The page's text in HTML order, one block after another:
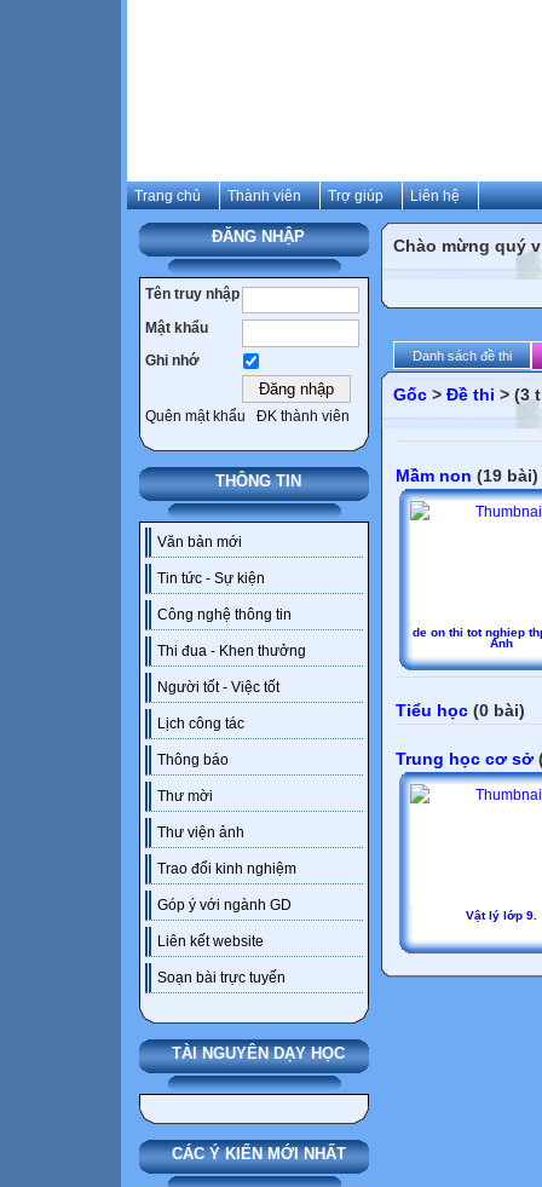
Trang chủ Thành viên Trợ giúp Liên hệ
ĐĂNG NHẬP
Tên truy nhập
Mật khẩu
Ghi nhớ
Quên mật khẩu ĐK thành viên
THÔNG TIN
Văn bản mới
Tin tức - Sự kiện
Công nghệ thông tin
Thi đua - Khen thưởng
Người tốt - Việc tốt
Lịch công tác
Thông báo
Thư mời
Thư viện ảnh
Trao đổi kinh nghiệm
Góp ý với ngành GD
Liên kết website
Soạn bài trực tuyến
TÀI NGUYÊN DẠY HỌC
CÁC Ý KIẾN MỚI NHẤT
Chào mừng quý
Danh sách đề thi
Gốc > Đề thi > (3
Mầm non (19 bài)
de on thi tot nghiep
Anh
Tiểu học (0 bài)
Trung học cơ sở
Vật lý lớp 9.